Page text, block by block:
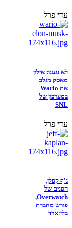
עדי פרל
לא נגענו: אילון
מאסק מגלם
את Wario
במערכון של
SNL
עדי פרל
ג'ף קפלן,
הפנים של
Overwatch,
פורש מחברת
בליזארד